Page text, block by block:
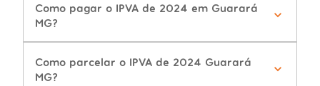
Como pagar o IPVA de 2024 em Guarará
MG?
Como parcelar o IPVA de 2024 Guarará
MG?